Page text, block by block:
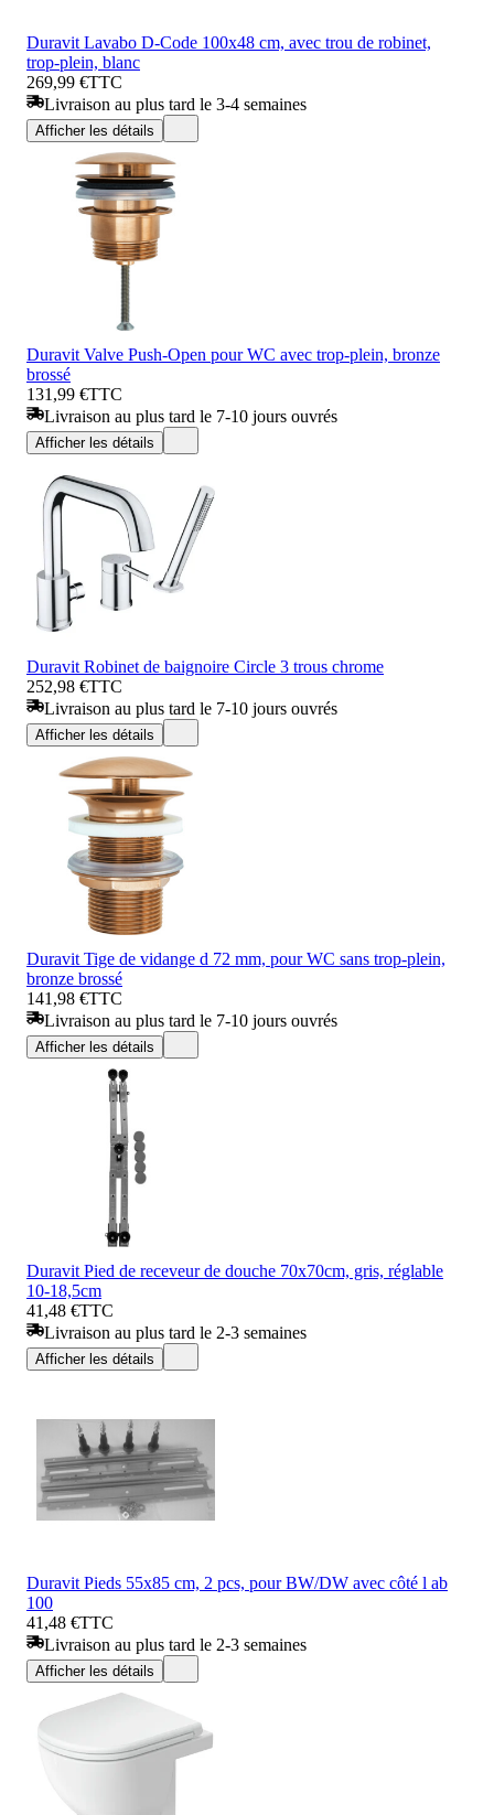
Duravit Lavabo D-Code 100x48 cm, avec trou de robinet,
trop-plein, blanc
269,99 €TTC
Livraison au plus tard le 3-4 semaines
Afficher les détails
Duravit Valve Push-Open pour WC avec trop-plein, bronze
brossé
131,99 €TTC
Livraison au plus tard le 7-10 jours ouvrés
Afficher les détails
Duravit Robinet de baignoire Circle 3 trous chrome
252,98 €TTC
Livraison au plus tard le 7-10 jours ouvrés
Afficher les détails
Duravit Tige de vidange d 72 mm, pour WC sans trop-plein,
bronze brossé
141,98 €TTC
Livraison au plus tard le 7-10 jours ouvrés
Afficher les détails
Duravit Pied de receveur de douche 70x70cm, gris, réglable
10-18,5cm
41,48 €TTC
Livraison au plus tard le 2-3 semaines
Afficher les détails
Duravit Pieds 55x85 cm, 2 pcs, pour BW/DW avec côté l ab
100
41,48 €TTC
Livraison au plus tard le 2-3 semaines
Afficher les détails